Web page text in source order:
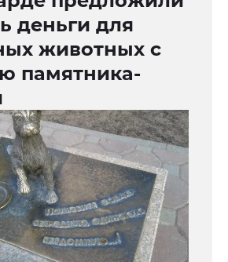
деньги для
животных с
памятника-